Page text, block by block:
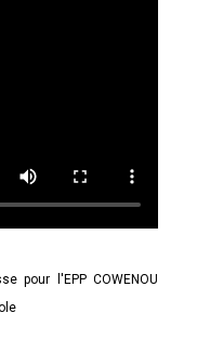
pour l'EPP COWENOU